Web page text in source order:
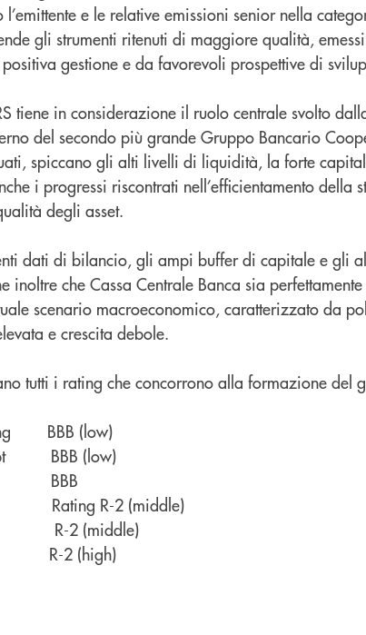
e le relative emissioni senior nella
gli strumenti ritenuti di maggiore qualità,
gestione e da favorevoli prospettive di
tiene in considerazione il ruolo centrale svolto
del secondo più grande Gruppo Bancario
spiccano gli alti livelli di liquidità, la forte
i progressi riscontrati nell’efficientamento della
degli asset.
dati di bilancio, gli ampi buffer di capitale e gli
inoltre che Cassa Centrale Banca sia
scenario macroeconomico, caratterizzato da
e crescita debole.
tutti i rating che concorrono alla formazione del
BBB (low)
BBB (low)
BBB
Rating R-2 (middle)
R-2 (middle)
R-2 (high)